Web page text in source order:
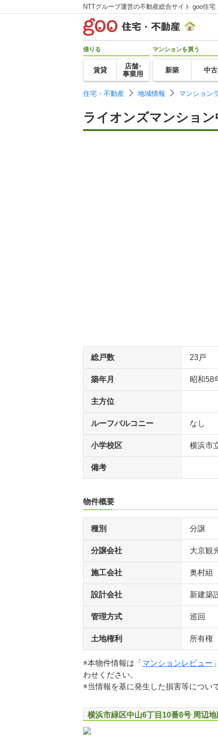
NTTグループ運営の不動産総合サイト goo住宅
借りる
賃貸
店舗･
事業用
マンションを買う
新築 中古
住宅・不動産 地域情報 マンション
ライオンズマンション
総戸数 23戸
築年月 昭和58
主方位
ルーフバルコニー なし
小学校区 横浜市
備考
物件概要
種別 分譲
分譲会社 大京観
施工会社 奥村組
設計会社 新建築
管理方式 巡回
土地権利 所有権
※本物件情報は「 マンションレビュー
わせください。
※当情報を基に発生した損害等につい
横浜市緑区中山6丁目10番8号 周辺地